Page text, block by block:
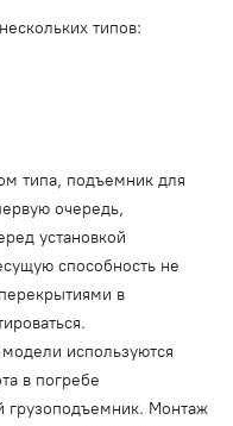
типов:
типа, подъемник для
очередь,
установкой
способность не
в
используются
в погребе
грузоподъемник. Монтаж